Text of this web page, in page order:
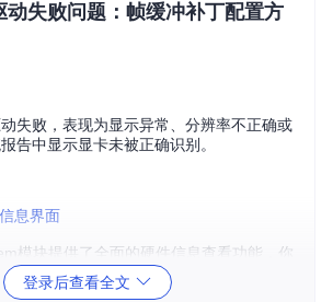
动失败问题：帧缓冲补丁配置方
失败，表现为显示异常、分辨率不正确或
告中显示显卡未被正确识别。
模块提供了全面的硬件信息查看功能，你
的IGPU信息，包括GPU名称、设备ID和
是配置显卡驱动的基础。
登录后查看全文